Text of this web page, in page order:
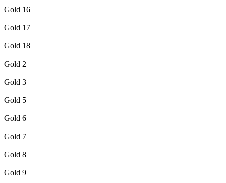
Gold 16
Gold 17
Gold 18
Gold 2
Gold 3
Gold 5
Gold 6
Gold 7
Gold 8
Gold 9